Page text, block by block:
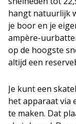
hangt natuurlijk
je boor en je
ampère-
op de hoogste
altijd een
Je kunt een
het apparaat via
te maken. Dat